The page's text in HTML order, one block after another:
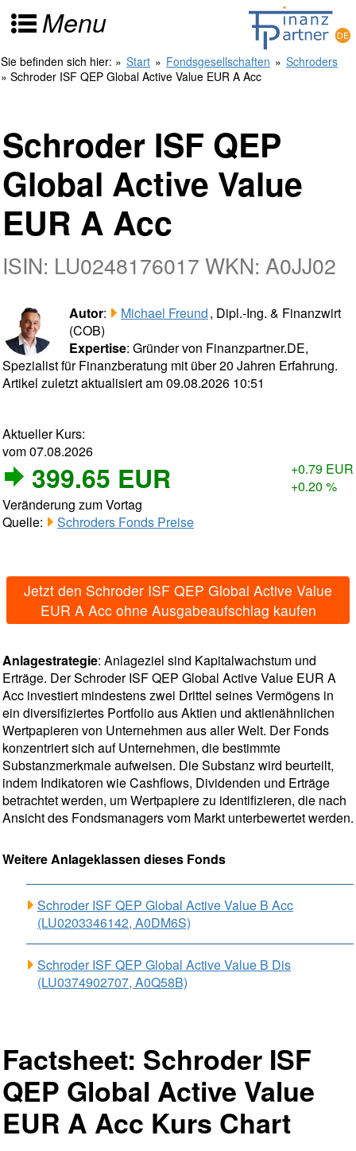
Menu
Sie befinden sich hier: » Start » Fondsgesellschaften » Schroders
» Schroder ISF QEP Global Active Value EUR A Acc
Schroder ISF QEP
Global Active Value
EUR A Acc
ISIN: LU0248176017 WKN: A0JJ02
Autor: Michael Freund, Dipl.-Ing. & Finanzwirt
(COB)
Expertise: Gründer von Finanzpartner.DE,
Spezialist für Finanzberatung mit über 20 Jahren Erfahrung.
Artikel zuletzt aktualisiert am 09.08.2026 10:51
Aktueller Kurs:
vom 07.08.2026
399.65 EUR
+0.79 EUR
+0.20 %
Veränderung zum Vortag
Quelle:
Schroders Fonds Preise
Jetzt den Schroder ISF QEP Global Active Value
EUR A Acc ohne Ausgabeaufschlag kaufen
Anlagestrategie: Anlageziel sind Kapitalwachstum und
Erträge. Der Schroder ISF QEP Global Active Value EUR A
Acc investiert mindestens zwei Drittel seines Vermögens in
ein diversifiziertes Portfolio aus Aktien und aktienähnlichen
Wertpapieren von Unternehmen aus aller Welt. Der Fonds
konzentriert sich auf Unternehmen, die bestimmte
Substanzmerkmale aufweisen. Die Substanz wird beurteilt,
indem Indikatoren wie Cashflows, Dividenden und Erträge
betrachtet werden, um Wertpapiere zu identifizieren, die nach
Ansicht des Fondsmanagers vom Markt unterbewertet werden.
Weitere Anlageklassen dieses Fonds
Schroder ISF QEP Global Active Value B Acc
(LU0203346142, A0DM6S)
Schroder ISF QEP Global Active Value B Dis
(LU0374902707, A0Q58B)
Factsheet: Schroder ISF
QEP Global Active Value
EUR A Acc Kurs Chart